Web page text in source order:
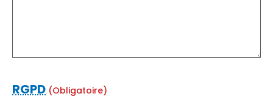
RGPD (obligatoire)